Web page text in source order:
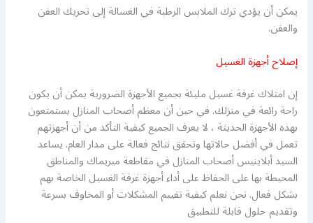
يمكن أن يؤدي ترك الملابس الرطبة في الغسالة إلى تحريك العفن
والعفن.
إصلاح أجهزة الغسيل
إن امتلاك غرفة غسيل مليئة بجميع الأجهزة الضرورية يمكن أن يكون
راحة رائعة في منزلك. في حين أن معظم أصحاب المنازل يستمتعون
بهذه الأجهزة الحديثة ، لا يعرف الجميع كيفية التأكد من أن أجهزتهم
تعمل في أفضل حالاتها وتحقق نتائج فعالة على مدار العام. يساعد
السيد أبلاينيس أصحاب المنازل في مقاطعة ميريماك والمناطق
المحيطة بها على الحفاظ على أداء أجهزة غرفة الغسيل الخاصة بهم
بشكل فعال. نحن نعلم كيفية تقييم المشكلات أو المخاوف بسرعة
وتقديم حلول قابلة للتطبيق